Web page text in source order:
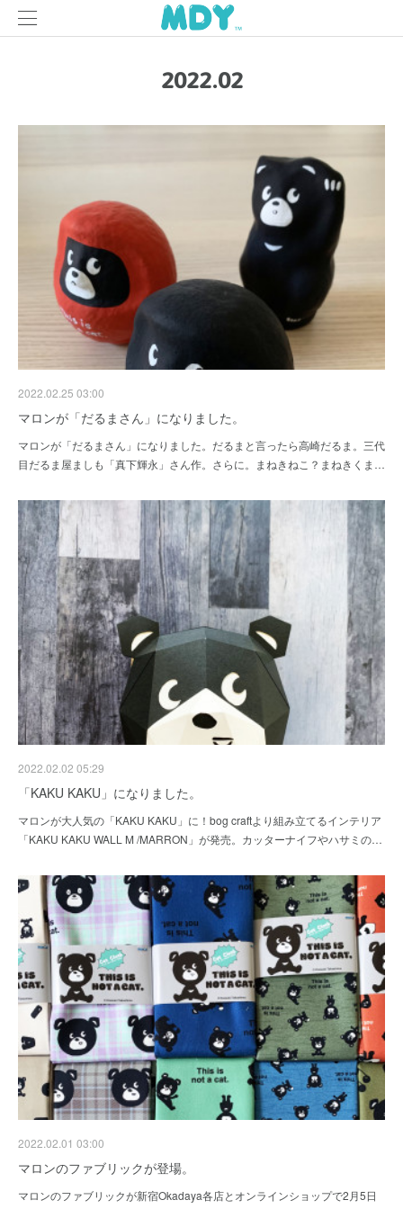
2022.02
2022.02.25 03:00
マロンが「だるまさん」になりました。
マロンが「だるまさん」になりました。だるまと言ったら高崎だるま。三代
目だるま屋ましも「真下輝永」さん作。さらに。まねきねこ？まねきくま…
2022.02.02 05:29
「KAKU KAKU」になりました。
マロンが大人気の「KAKU KAKU」に！bog craftより組み立てるインテリア
「KAKU KAKU WALL M /MARRON」が発売。カッターナイフやハサミの…
2022.02.01 03:00
マロンのファブリックが登場。
マロンのファブリックが新宿Okadaya各店とオンラインショップで2月5日